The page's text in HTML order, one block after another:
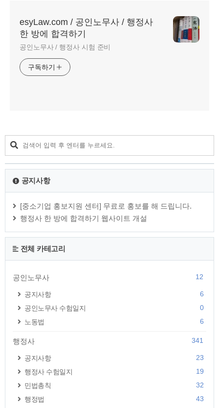
esyLaw.com / 공인노무사 / 행정사
한 방에 합격하기
공인노무사 / 행정사 시험 준비
구독하기
공지사항
[중소기업 홍보지원 센터] 무료로 홍보를 해 드립니다.
행정사 한 방에 합격하기 웹사이트 개설
전체 카테고리
공인노무사 12
공지사항
6
공인노무사 수험일지
0
노동법
6
행정사 341
공지사항
23
행정사 수험일지
19
민법총칙
32
행정법
43